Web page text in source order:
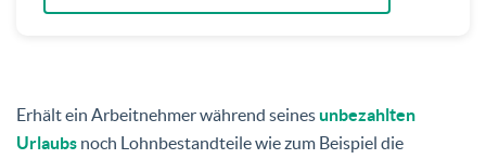
Erhält ein Arbeitnehmer während seinesunbezahlten
Urlaubs noch Lohnbestandteile wie zum Beispiel die